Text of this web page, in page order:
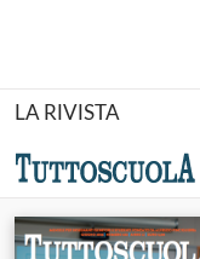
LA RIVISTA